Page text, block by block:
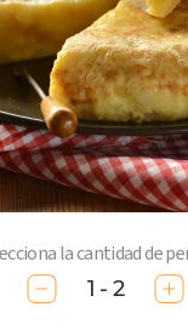
la cantidad de
1 - 2